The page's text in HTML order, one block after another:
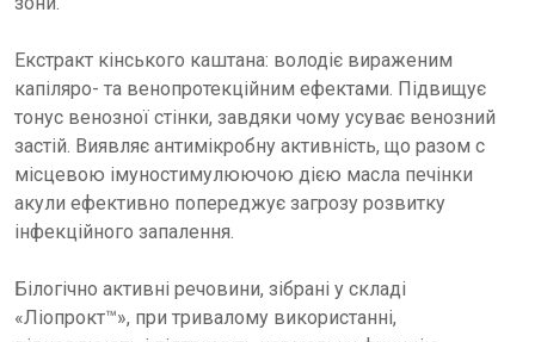
Екстракт кінського каштана: володіє вираженим
капіляро- та венопротекційним ефектами. Підвищує
тонус венозної стінки, завдяки чому усуває венозний
застій. Виявляє антимікробну активність, що разом с
місцевою імуностимулюючою дією масла печінки
акули ефективно попереджує загрозу розвитку
інфекційного запалення.
Білогічно активні речовини, зібрані у складі
«Ліопрокт™», при тривалому використанні,